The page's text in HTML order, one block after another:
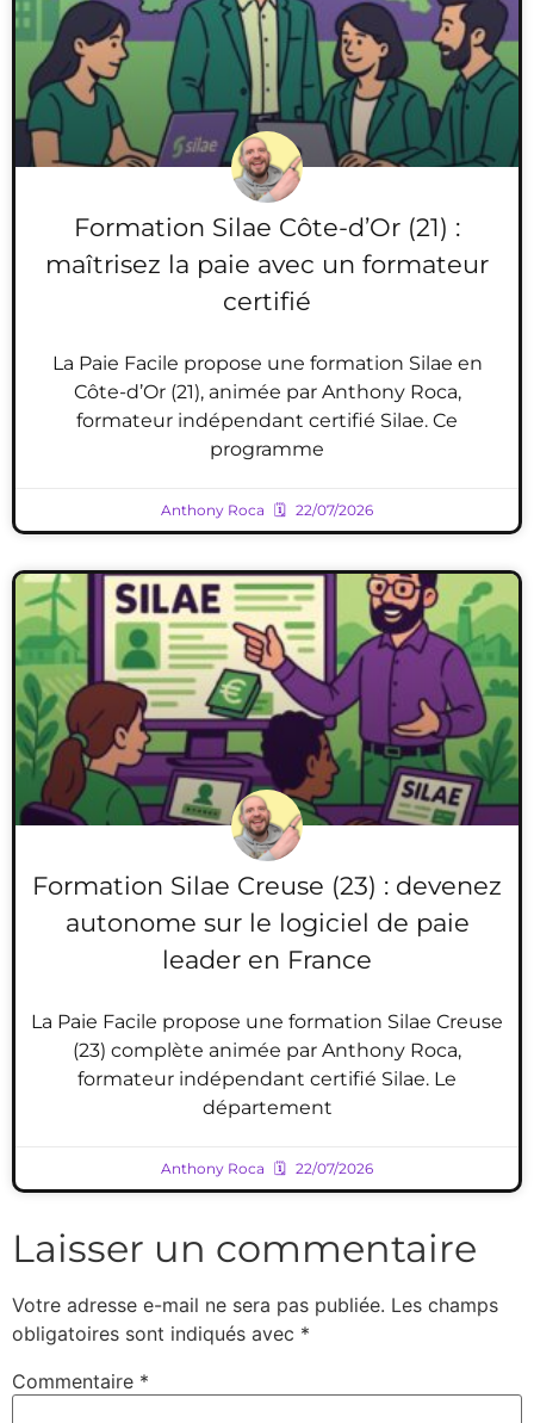
Formation Silae Côte-d’Or (21) :
maîtrisez la paie avec un formateur
certifié
La Paie Facile propose une formation Silae en
Côte-d’Or (21), animée par Anthony Roca,
formateur indépendant certifié Silae. Ce
programme
Anthony Roca 22/07/2026
Formation Silae Creuse (23) : devenez
autonome sur le logiciel de paie
leader en France
La Paie Facile propose une formation Silae Creuse
(23) complète animée par Anthony Roca,
formateur indépendant certifié Silae. Le
département
Anthony Roca 22/07/2026
Laisser un commentaire
Votre adresse e-mail ne sera pas publiée. Les champs
obligatoires sont indiqués avec *
Commentaire *